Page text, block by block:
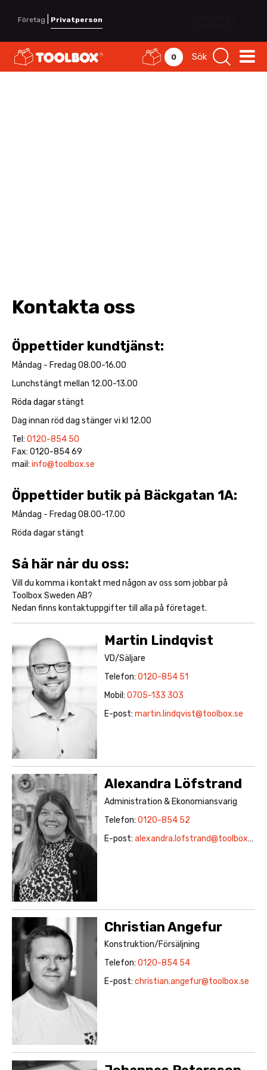
Företag Privatperson
0 Sök
Kontakta oss
Öppettider kundtjänst:
Måndag - Fredag 08.00-16.00
Lunchstängt mellan 12.00-13.00
Röda dagarstängt
Dag innan röd dag stänger vi kl 12.00
Tel: 0120-854 50
Fax: 0120-854 69
mail: info@toolbox.se
Öppettider butik på Bäckgatan 1A:
Måndag - Fredag 08.00-17.00
Röda dagar stängt
Så här når du oss:
Vill du komma i kontakt med någon av oss som jobbar på
Toolbox Sweden AB?
Nedan finns kontaktuppgifter till alla på företaget.
Martin Lindqvist
VD/Säljare
Telefon:0120-854 51
Mobil:0705-133 303
E-post:martin.lindqvist@toolbox.se
Alexandra Löfstrand
Administration & Ekonomiansvarig
Telefon:0120-854 52
E-post:alexandra.lofstrand@toolbox.se
Christian Angefur
Konstruktion/Försäljning
Telefon:0120-854 54
E-post:christian.angefur@toolbox.se